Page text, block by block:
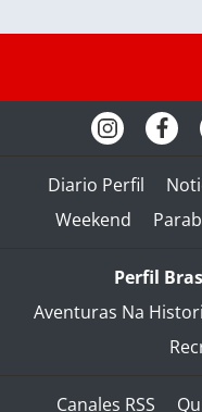
Diario Perfil
Weekend
Perfil
Aventuras Na
Canales RSS